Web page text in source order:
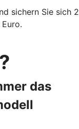
sichern Sie sich 2
das